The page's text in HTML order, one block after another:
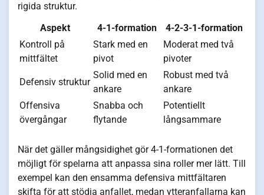
rigida struktur.
Aspekt
4-1-formation
4-2-3-1-formation
Kontroll på
mittfältet
Stark med en
pivot
Moderat med två
pivoter
Defensiv struktur
Solid med en
ankare
Robust med två
ankare
Offensiva
övergångar
Snabba och
flytande
Potentiellt
långsammare
När det gäller mångsidighet gör 4-1-formationen det
möjligt för spelarna att anpassa sina roller mer lätt. Till
exempel kan den ensamma defensiva mittfältaren
skifta för att stödja anfallet, medan ytteranfallarna kan